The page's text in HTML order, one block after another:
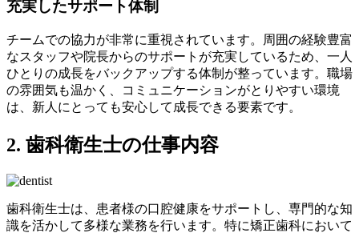
充実したサポート体制
チームでの協力が非常に重視されています。周囲の経験豊富
なスタッフや院長からのサポートが充実しているため、一人
ひとりの成長をバックアップする体制が整っています。職場
の雰囲気も温かく、コミュニケーションがとりやすい環境
は、新人にとっても安心して成長できる要素です。
2. 歯科衛生士の仕事内容
歯科衛生士は、患者様の口腔健康をサポートし、専門的な知
識を活かして多様な業務を行います。特に矯正歯科において